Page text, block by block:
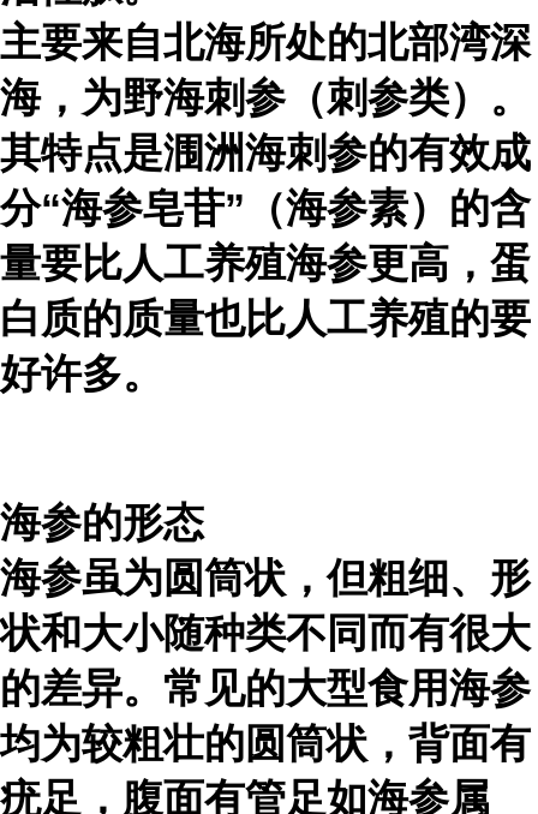
主要来自北海所处的北部湾深
海，为野海刺参（刺参类）。
其特点是涠洲海刺参的有效成
分“海参皂苷”（海参素）的含
量要比人工养殖海参更高，蛋
白质的质量也比人工养殖的要
好许多。
海参的形态
海参虽为圆筒状，但粗细、形
状和大小随种类不同而有很大
的差异。常见的大型食用海参
均为较粗壮的圆筒状，背面有
疣足，腹面有管足如海参属